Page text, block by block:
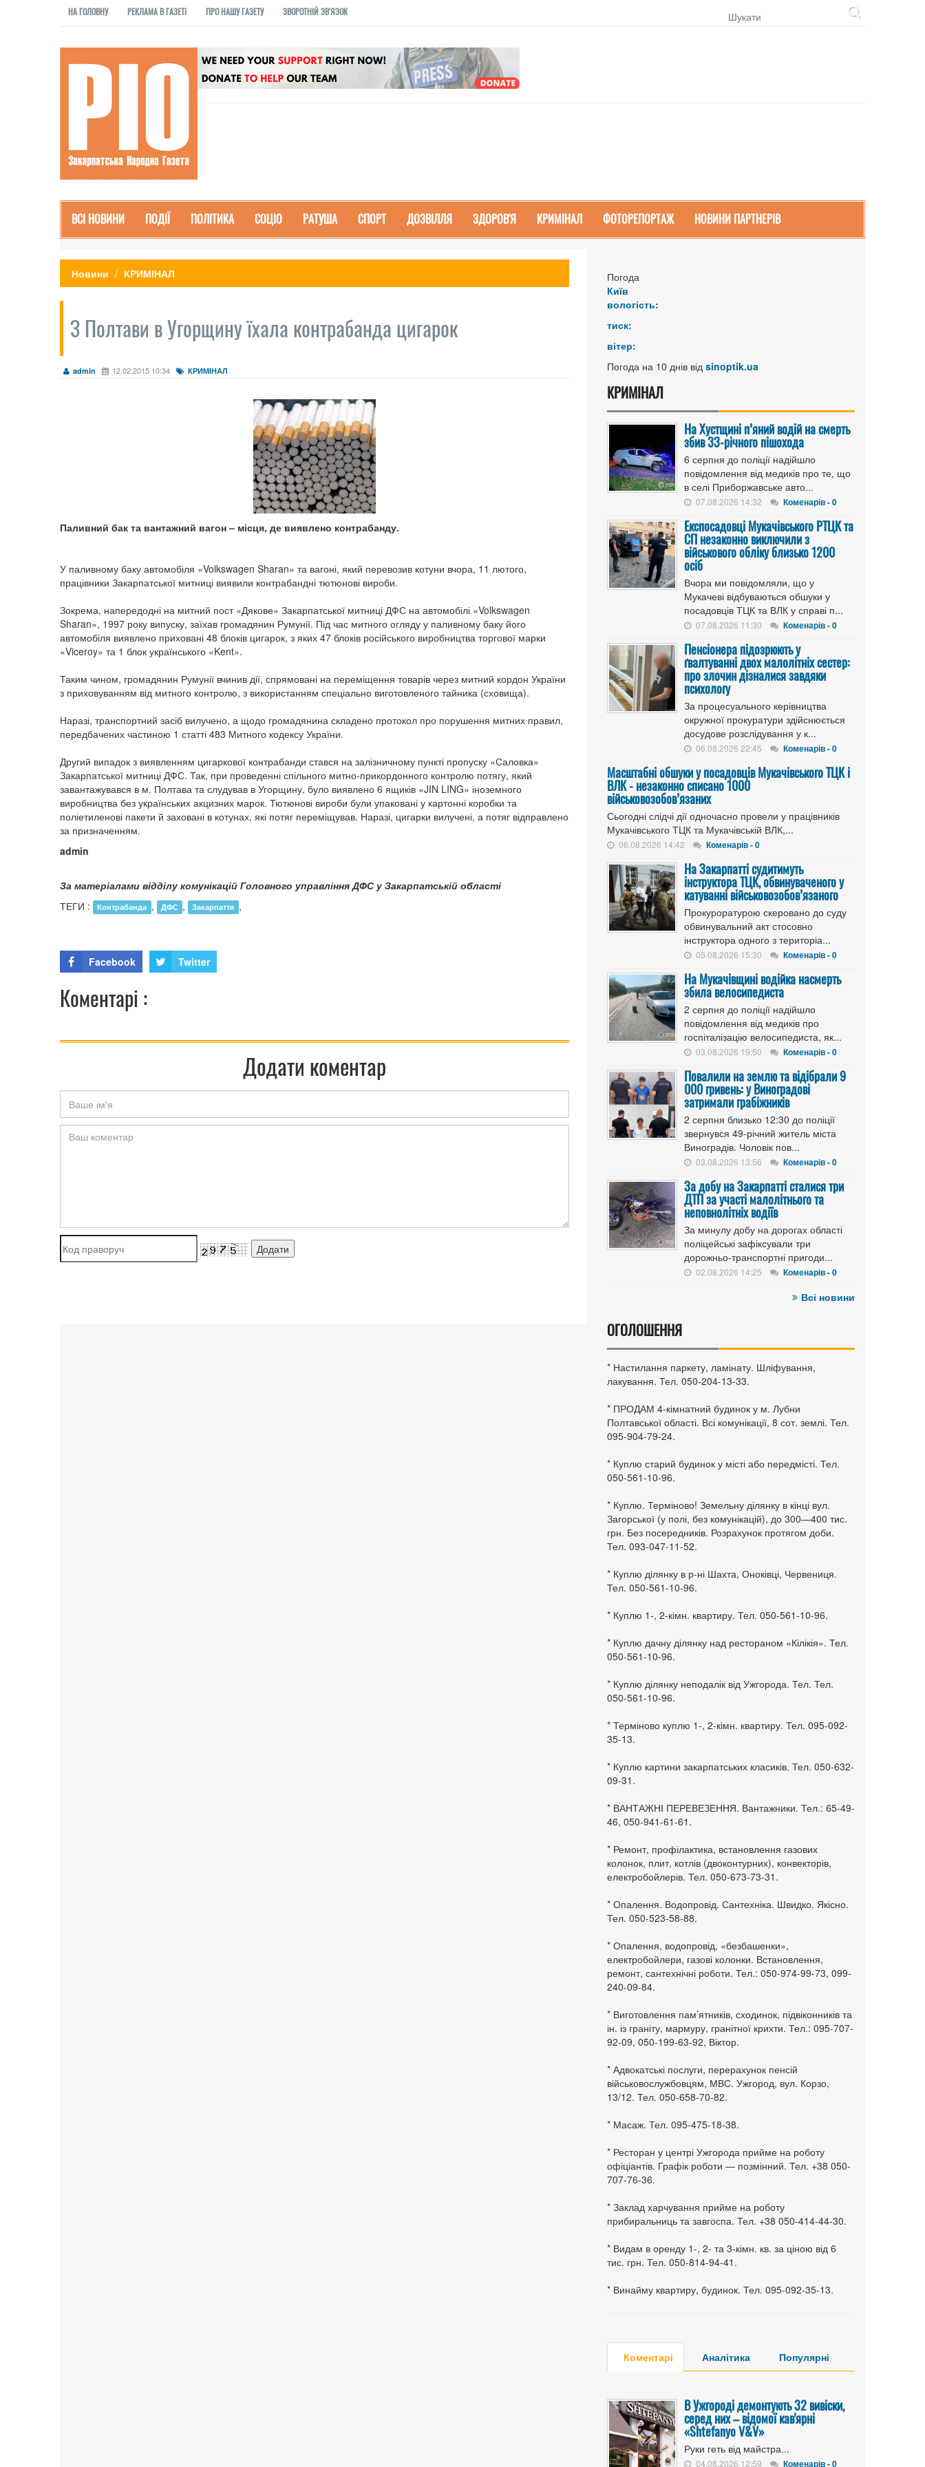
НА ГОЛОВНУ РЕКЛАМА В ГАЗЕТІ ПРО НАШУ ГАЗЕТУ ЗВОРОТНІЙ ЗВ'ЯЗОК
ВСІ НОВИНИ ПОДІЇ ПОЛІТИКА СОЦІО РАТУША СПОРТ ДОЗВІЛЛЯ ЗДОРОВ'Я КРИМІНАЛ ФОТОРЕПОРТАЖ НОВИНИ ПАРТНЕРІВ
Новини КРИМІНАЛ
З Полтави в Угорщину їхала контрабанда цигарок
admin 12.02.2015 10:34 КРИМІНАЛ
Паливний бак та вантажний вагон – місця, де виявлено контрабанду.
У паливному баку автомобіля «Volkswagen Sharan» та вагоні, який перевозив котуни вчора, 11 лютого,
працівники Закарпатської митниці виявили контрабандні тютюнові вироби.
Зокрема, напередодні на митний пост «Дякове» Закарпатської митниці ДФС на автомобілі «Volkswagen
Sharan», 1997 року випуску, заїхав громадянин Румунії. Під час митного огляду у паливному баку його
автомобіля виявлено приховані 48 блоків цигарок, з яких 47 блоків російського виробництва торгової марки
«Viceroy» та 1 блок українського «Kent».
Таким чином, громадянин Румунії вчинив дії, спрямовані на переміщення товарів через митний кордон України
з приховуванням від митного контролю, з використанням спеціально виготовленого тайника (сховища).
Наразі, транспортний засіб вилучено, а щодо громадянина складено протокол про порушення митних правил,
передбачених частиною 1 статті 483 Митного кодексу України.
Другий випадок з виявленням цигаркової контрабанди стався на залізничному пункті пропуску «Саловка»
Закарпатської митниці ДФС. Так, при проведенні спільного митно-прикордонного контролю потягу, який
завантажувався в м. Полтава та слудував в Угорщину, було виявлено 6 ящиків «JIN LING» іноземного
виробництва без українських акцизних марок. Тютюнові вироби були упаковані у картонні коробки та
поліетиленові пакети й заховані в котунах, які потяг переміщував. Наразі, цигарки вилучені, а потяг відправлено
за призначенням.
admin
За матеріалами відділу комунікацій Головного управління ДФС у Закарпатській області
ТЕГИ :
Контрабанда , ДФС , Закарпаття ,
Facebook Twitter
Коментарі :
Додати коментар
Погода
Київ
вологість:
тиск:
вітер:
Погода на 10 днів від sinoptik.ua
КРИМІНАЛ
На Хустщині п’яний водій на смерть
збив 33-річного пішохода
6 серпня до поліції надійшло
повідомлення від медиків про те, що
в селі Приборжавське авто...
07.08.2026 14:32 Коменарів - 0
Експосадовці Мукачівського РТЦК та
СП незаконно виключили з
військового обліку близько 1200
осіб
Вчора ми повідомляли, що у
Мукачеві відбуваються обшуки у
посадовців ТЦК та ВЛК у справі п...
07.08.2026 11:30 Коменарів - 0
Пенсіонера підозрюють у
ґвалтуванні двох малолітніх сестер:
про злочин дізналися завдяки
психологу
За процесуального керівництва
окружної прокуратури здійснюється
досудове розслідування у к...
06.08.2026 22:45 Коменарів - 0
Масштабні обшуки у посадовців Мукачівського ТЦК і
ВЛК - незаконно списано 1000
військовозобов’язаних
Сьогодні слідчі дії одночасно провели у працівників
Мукачівського ТЦК та Мукачівській ВЛК,...
06.08.2026 14:42 Коменарів - 0
На Закарпатті судитимуть
інструктора ТЦК, обвинуваченого у
катуванні військовозобов’язаного
Прокуроратурою скеровано до суду
обвинувальний акт стосовно
інструктора одного з територіа...
05.08.2026 15:30 Коменарів - 0
На Мукачівщині водійка насмерть
збила велосипедиста
2 серпня до поліції надійшло
повідомлення від медиків про
госпіталізацію велосипедиста, як...
03.08.2026 19:50 Коменарів - 0
Повалили на землю та відібрали 9
000 гривень: у Виноградові
затримали грабіжників
2 серпня близько 12:30 до поліції
звернувся 49-річний житель міста
Виноградів. Чоловік пов...
03.08.2026 13:56 Коменарів - 0
За добу на Закарпатті сталися три
ДТП за участі малолітнього та
неповнолітніх водіїв
За минулу добу на дорогах області
поліцейські зафіксували три
дорожньо-транспортні пригоди...
02.08.2026 14:25 Коменарів - 0
Всі новини
ОГОЛОШЕННЯ
* Настилання паркету, ламінату. Шліфування,
лакування. Тел. 050-204-13-33.
* ПРОДАМ 4-кімнатний будинок у м. Лубни
Полтавської області. Всі комунікації, 8 сот. землі. Тел.
095-904-79-24.
* Куплю старий будинок у місті або передмісті. Тел.
050-561-10-96.
* Куплю. Терміново! Земельну ділянку в кінці вул.
Загорської (у полі, без комунікацій), до 300—400 тис.
грн. Без посередників. Розрахунок протягом доби.
Тел. 093-047-11-52.
* Куплю ділянку в р-ні Шахта, Оноківці, Червениця.
Тел. 050-561-10-96.
* Куплю 1-, 2-кімн. квартиру. Тел. 050-561-10-96.
* Куплю дачну ділянку над рестораном «Кілікія». Тел.
050-561-10-96.
* Куплю ділянку неподалік від Ужгорода. Тел. Тел.
050-561-10-96.
* Терміново куплю 1-, 2-кімн. квартиру. Тел. 095-092-
35-13.
* Куплю картини закарпатських класиків. Тел. 050-632-
09-31.
* ВАНТАЖНІ ПЕРЕВЕЗЕННЯ. Вантажники. Тел.: 65-49-
46, 050-941-61-61.
* Ремонт, профілактика, встановлення газових
колонок, плит, котлів (двоконтурних), конвекторів,
електробойлерів. Тел. 050-673-73-31.
* Опалення. Водопровід. Сантехніка. Швидко. Якісно.
Тел. 050-523-58-88.
* Опалення, водопровід, «безбашенки»,
електробойлери, газові колонки. Встановлення,
ремонт, сантехнічні роботи. Тел.: 050-974-99-73, 099-
240-09-84.
* Виготовлення пам’ятників, сходинок, підвіконників та
ін. із граніту, мармуру, гранітної крихти. Тел.: 095-707-
92-09, 050-199-63-92, Віктор.
* Адвокатські послуги, перерахунок пенсій
військовослужбовцям, МВС. Ужгород, вул. Корзо,
13/12. Тел. 050-658-70-82.
* Масаж. Тел. 095-475-18-38.
* Ресторан у центрі Ужгорода прийме на роботу
офіціантів. Графік роботи — позмінний. Тел. +38 050-
707-76-36.
* Заклад харчування прийме на роботу
прибиральниць та завгоспа. Тел. +38 050-414-44-30.
* Видам в оренду 1-, 2- та 3-кімн. кв. за ціною від 6
тис. грн. Тел. 050-814-94-41.
* Винайму квартиру, будинок. Тел. 095-092-35-13.
Коментарі Аналітика Популярні
В Ужгороді демонтують 32 вивіски,
серед них – відомої кав'ярні
«Shtefanyo V&V»
Руки геть від майстра...
04.08.2026 12:59 Коменарів - 0